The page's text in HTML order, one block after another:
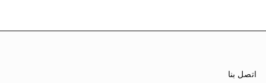
اتصل بنا